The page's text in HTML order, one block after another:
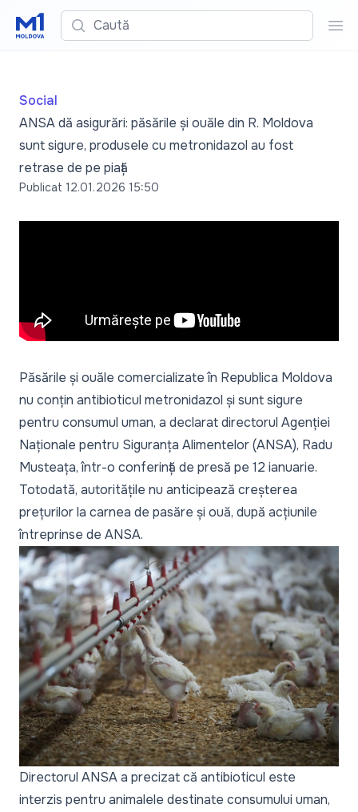
Caută
Social
ANSA dă asigurări: păsările și ouăle din R. Moldova
sunt sigure, produsele cu metronidazol au fost
retrase de pe piață
Publicat 12.01.2026 15:50
Păsările și ouăle comercializate în Republica Moldova
nu conțin antibioticul metronidazol și sunt sigure
pentru consumul uman, a declarat directorul Agenției
Naționale pentru Siguranța Alimentelor (ANSA), Radu
Musteața, într-o conferință de presă pe 12 ianuarie.
Totodată, autoritățile nu anticipează creșterea
prețurilor la carnea de pasăre și ouă, după acțiunile
întreprinse de ANSA.
Directorul ANSA a precizat că antibioticul este
interzis pentru animalele destinate consumului uman,